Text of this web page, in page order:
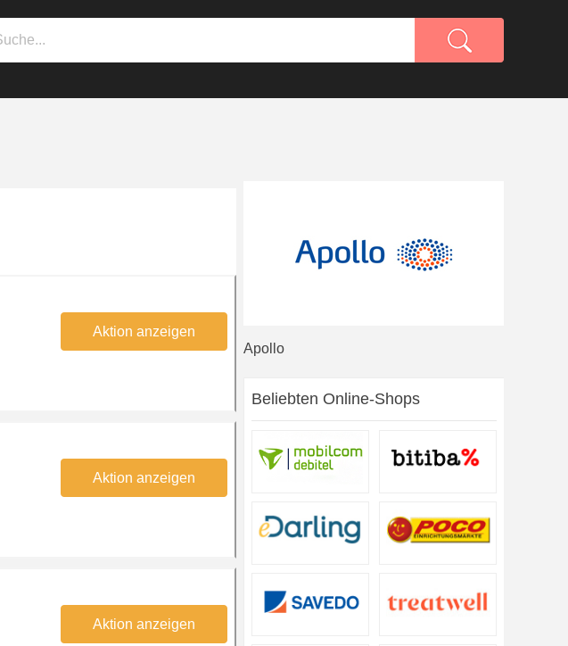
Aktion anzeigen
Aktion anzeigen
Aktion anzeigen
Apollo
Beliebten Online-Shops